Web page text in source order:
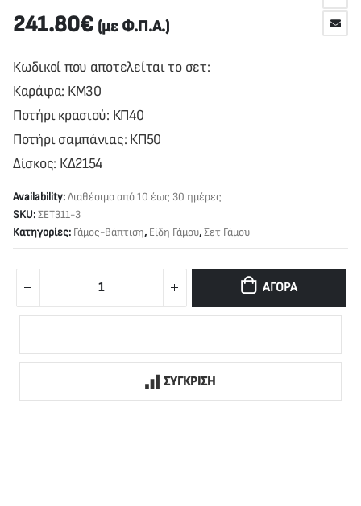
241.80€ (με Φ.Π.Α.)
Κωδικοί που αποτελείται το σετ:
Καράφα: ΚΜ30
Ποτήρι κρασιού: ΚΠ40
Ποτήρι σαμπάνιας: ΚΠ50
Δίσκος: ΚΔ2154
Availability:Διαθέσιμο από 10 έως 30 ημέρες
SKU:ΣΕΤ311-3
Κατηγορίες: Γάμος-Βάπτιση, Είδη Γάμου,Σετ Γάμου
ΑΓΟΡΆ
ΣΥΓΚΡΙΣΗ